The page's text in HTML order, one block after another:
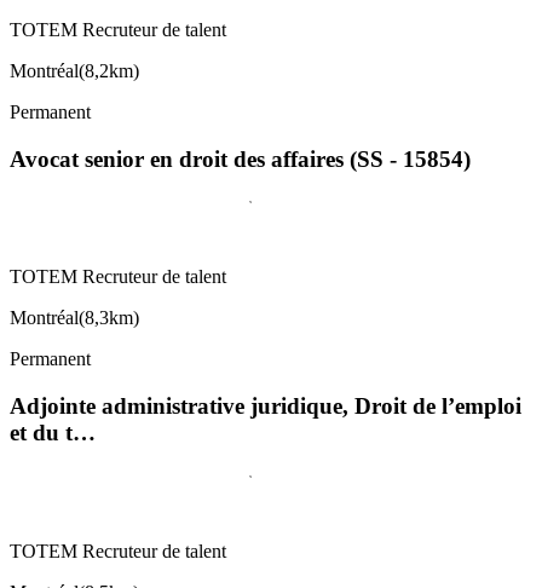
TOTEM Recruteur de talent
Montréal(8,2km)
Permanent
Avocat senior en droit des affaires (SS - 15854)
TOTEM Recruteur de talent
Montréal(8,3km)
Permanent
Adjointe administrative juridique, Droit de l’emploi
et du t…
TOTEM Recruteur de talent